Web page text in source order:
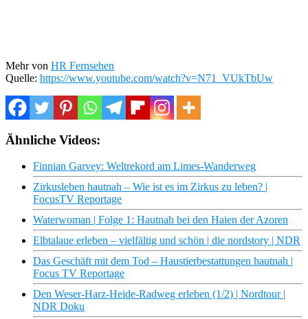
Mehr von HR Fernsehen
Quelle: https://www.youtube.com/watch?v=N71_VUkTbUw
Ähnliche Videos:
Finnian Garvey: Weltrekord am Limes-Wanderweg
Zirkusleben hautnah – Wie ist es im Zirkus zu leben? |
FocusTV Reportage
Waterwoman | Folge 1: Hautnah bei den Haien der Azoren
Elbtalaue erleben – vielfältig und schön | die nordstory | NDR
Das Geschäft mit dem Tod – Haustierbestattungen hautnah |
Focus TV Reportage
Den Weser-Harz-Heide-Radweg erleben (1/2) | Nordtour |
NDR Doku